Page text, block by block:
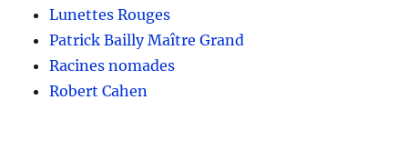
Lunettes Rouges
Patrick Bailly Maître Grand
Racines nomades
Robert Cahen